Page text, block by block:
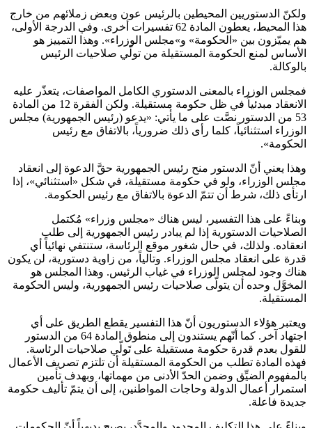
ولكنّ الدستوريين المحيطين بالرئيس عون وبعض زملائهم من خارج
هذا المحيط، يعطون المادة 62 تفسيرات أخرى. وفي الدرجة الأولى،
هم يميّزون بين «الحكومة» و»مجلس الوزراء». وهذا التمييز هو
الأساس لمنع الحكومة المستقيلة من تولّي صلاحيات الرئيس
بالوكالة.
فمجلس الوزراء بالمعنى الدستوري الكامل المواصفات، يتعذّر عليه
الانعقاد مبدئياً في ظل حكومة مستقيلة. ولكن الفقرة 12 من المادة
53 من الدستور نصَّت على ما يأتي: «يدعو (رئيس الجمهورية) مجلس
الوزراء استثنائياً، كلما رأى ذلك ضرورياً، بالاتفاق مع رئيس
الحكومة».
وهذا يعني أنّ الدستور منح رئيس الجمهورية حقَّ الدعوة إلى انعقاد
مجلس الوزراء، ولو في حكومة مستقيلة، في شكل «استثنائي»، إذا
ارتأى ذلك، شرط أن تتمّ الدعوة بالاتفاق مع رئيس الحكومة.
وبناءً على هذا التفسير، ليس هناك «مجلس وزراء» مُكتمل
الصلاحيات الدستورية إذا لم يبادر رئيس الجمهورية إلى طلب
انعقاده. ولذلك، في حال شغور موقع الرئاسة، ستنتفي نهائياً أي
قدرة على انعقاد مجلس الوزراء. وتالياً، من زاوية دستورية، لن يكون
هناك وجود لمجلس الوزراء في غياب الرئيس. وهذا المجلس هو
المخوَّل وحده أن يتولّى صلاحيات رئيس الجمهورية، وليس الحكومة
المستقيلة.
ويعتبر هؤلاء الدستوريون أنّ هذا التفسير يقطع الطريق على أي
اجتهاد آخر. كما أنّهم يستندون إلى منطوق المادة 64 من الدستور
للقول بعدم قدرة حكومة مستقيلة على تَولّي صلاحيات الرئاسة.
فهذه المادة تطلب من الحكومة المستقيلة أن تلتزم تصريف الأعمال
بالمفهوم الضيِّق وضمن الحدّ الأدنى من مهماتها، وبهدف تأمين
استمرار أعمال الدولة وحاجات المواطنين، إلى أن يتمّ تأليف حكومة
جديدة فاعلة.